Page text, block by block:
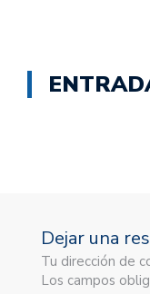
Dejar una
Tu dirección de
Los campos